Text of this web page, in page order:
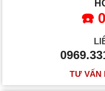
☎️
TƯ VẤN